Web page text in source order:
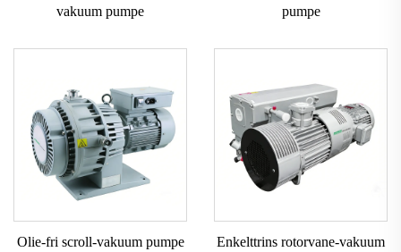
vakuum pumpe
pumpe
Olie-fri scroll-vakuum pumpe
Enkelttrins rotorvane-vakuum